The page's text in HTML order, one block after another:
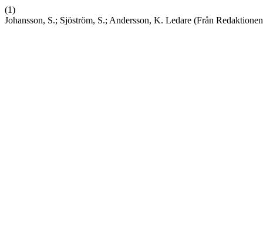
(1)
Johansson, S.; Sjöström, S.; Andersson, K. Ledare (Från